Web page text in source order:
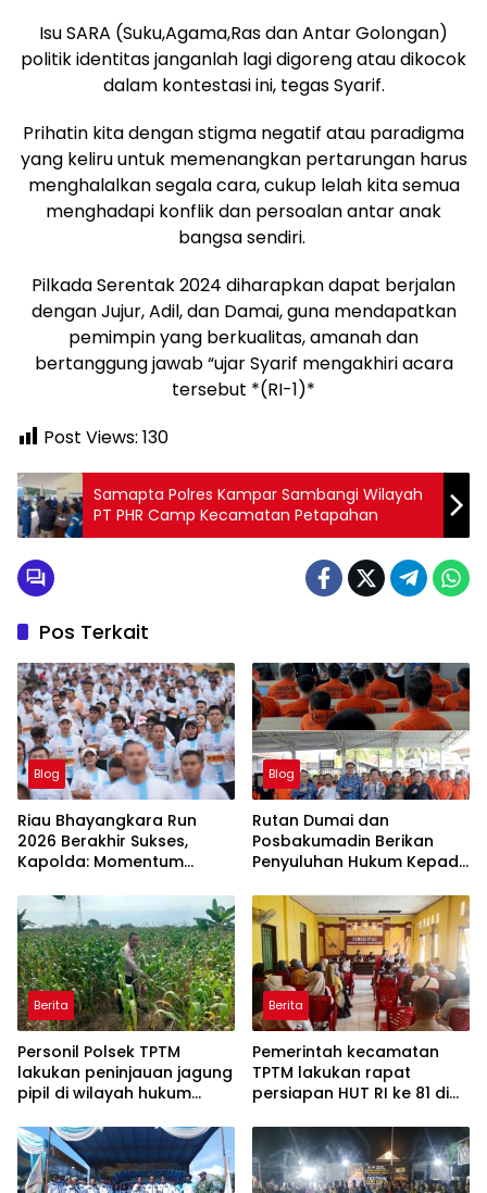
Isu SARA (Suku,Agama,Ras dan Antar Golongan)
politik identitas janganlah lagi digoreng atau dikocok
dalam kontestasi ini, tegas Syarif.
Prihatin kita dengan stigma negatif atau paradigma
yang keliru untuk memenangkan pertarungan harus
menghalalkan segala cara, cukup lelah kita semua
menghadapi konflik dan persoalan antar anak
bangsa sendiri.
Pilkada Serentak 2024 diharapkan dapat berjalan
dengan Jujur, Adil, dan Damai, guna mendapatkan
pemimpin yang berkualitas, amanah dan
bertanggung jawab “ujar Syarif mengakhiri acara
tersebut *(RI-1)*
Post Views: 130
Samapta Polres Kampar Sambangi Wilayah
PT PHR Camp Kecamatan Petapahan
Pos Terkait
Blog
Riau Bhayangkara Run
2026 Berakhir Sukses,
Kapolda: Momentum
Perkuat Sport Tourism Riau
Blog
Rutan Dumai dan
Posbakumadin Berikan
Penyuluhan Hukum Kepada
Berita
Personil Polsek TPTM
lakukan peninjauan jagung
pipil di wilayah hukum
Berita
Pemerintah kecamatan
TPTM lakukan rapat
persiapan HUT RI ke 81 di